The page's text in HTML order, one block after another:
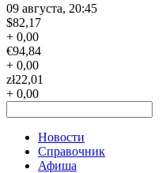
09 августа, 20:45
$82,17
+ 0,00
€94,84
+ 0,00
zł22,01
+ 0,00
Новости
Справочник
Афиша